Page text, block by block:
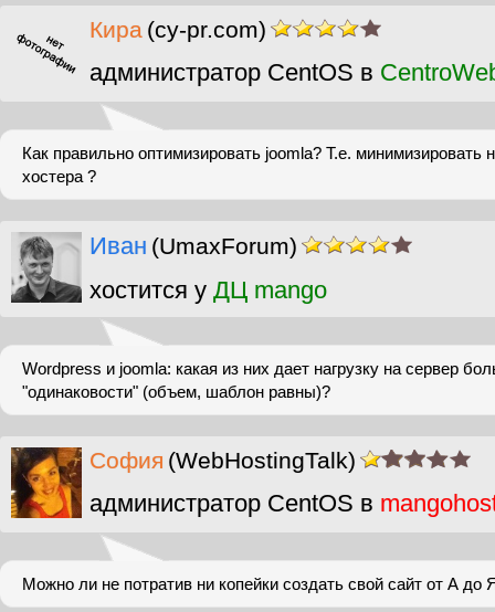
Кира (cy-pr.com)
администратор CentOS в
Как правильно оптимизировать joomla? Т.е. минимизировать
хостера ?
Иван (UmaxForum)
хостится у ДЦ mango
Wordpress и joomla: какая из них дает нагрузку на сервер
"одинаковости" (объем, шаблон равны)?
София (WebHostingTalk)
администратор CentOS в
Можно ли не потратив ни копейки создать свой сайт от А до